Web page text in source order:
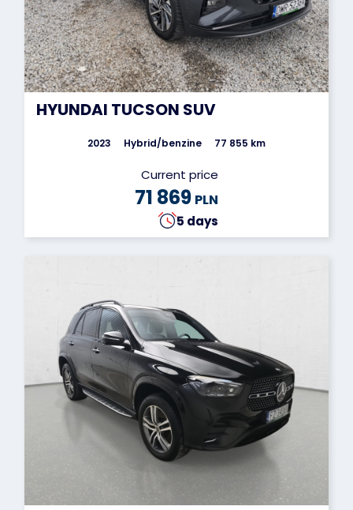
HYUNDAI TUCSON SUV
2023 Hybrid/benzine 77 855 km
Current price
71 869 PLN
5 days